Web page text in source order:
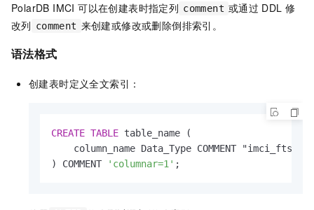
PolarDB IMCI 可以在创建表时指定列 comment 或通过 DDL 修
改列 comment 来创建或修改或删除倒排索引。
语法格式
创建表时定义全文索引：
CREATE TABLE table_name (
column_name Data_Type COMMENT
) COMMENT
'columnar=1' ;